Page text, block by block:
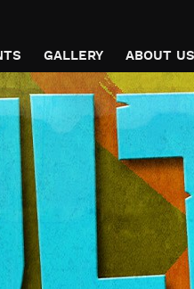
GALLERY ABOUT US